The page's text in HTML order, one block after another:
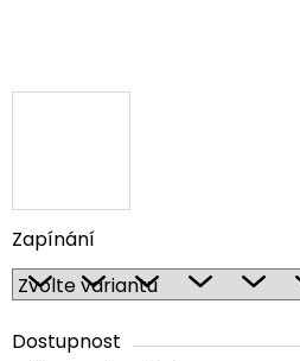
Zapínání
Dostupnost